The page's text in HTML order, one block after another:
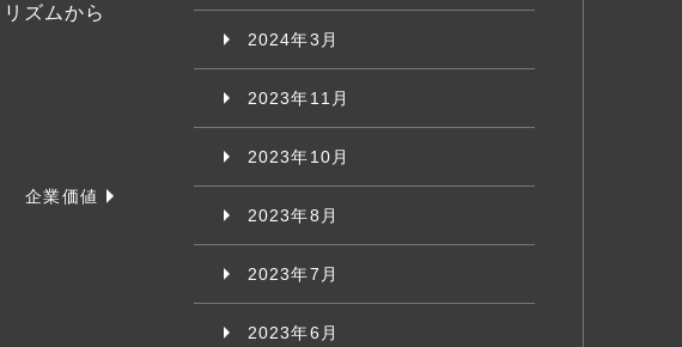
ズムから
企業価値
2024年3月
2023年11月
2023年10月
2023年8月
2023年7月
2023年6月